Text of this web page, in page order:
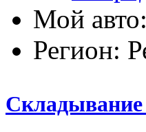
Мой
Регион:
Складывание